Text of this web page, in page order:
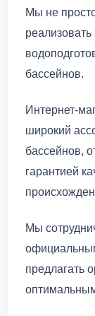
Мы не
бассейнов.
Интернет-
широкий
бассейнов,
гарантией
Мы
предлагать